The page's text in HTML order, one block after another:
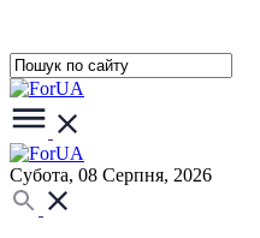
Субота, 08 Серпня, 2026